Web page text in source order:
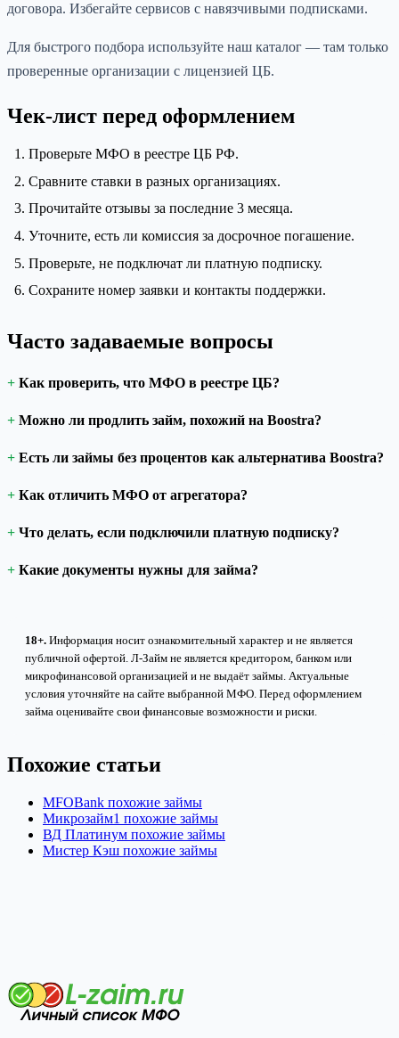
договора. Избегайте сервисов с навязчивыми подписками.
Для быстрого подбора используйте наш каталог — там только
проверенные организации с лицензией ЦБ.
Чек-лист перед оформлением
Проверьте МФО в реестре ЦБ РФ.
Сравните ставки в разных организациях.
Прочитайте отзывы за последние 3 месяца.
Уточните, есть ли комиссия за досрочное погашение.
Проверьте, не подключат ли платную подписку.
Сохраните номер заявки и контакты поддержки.
Часто задаваемые вопросы
Как проверить, что МФО в реестре ЦБ?
Можно ли продлить займ, похожий на Boostra?
Есть ли займы без процентов как альтернатива Boostra?
Как отличить МФО от агрегатора?
Что делать, если подключили платную подписку?
Какие документы нужны для займа?
18+. Информация носит ознакомительный характер и не является
публичной офертой. Л-Займ не является кредитором, банком или
микрофинансовой организацией и не выдаёт займы. Актуальные
условия уточняйте на сайте выбранной МФО. Перед оформлением
займа оценивайте свои финансовые возможности и риски.
Похожие статьи
MFOBank похожие займы
Микрозайм1 похожие займы
ВД Платинум похожие займы
Мистер Кэш похожие займы